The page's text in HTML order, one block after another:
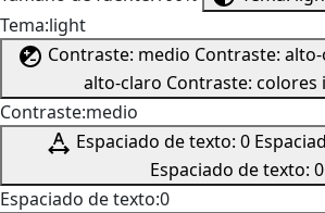
Tema:light
Contraste: medio Contraste:
alto-claro Contraste: colores
Contraste:medio
Espaciado de texto: 0
Espaciado de texto:
Espaciado de texto:0